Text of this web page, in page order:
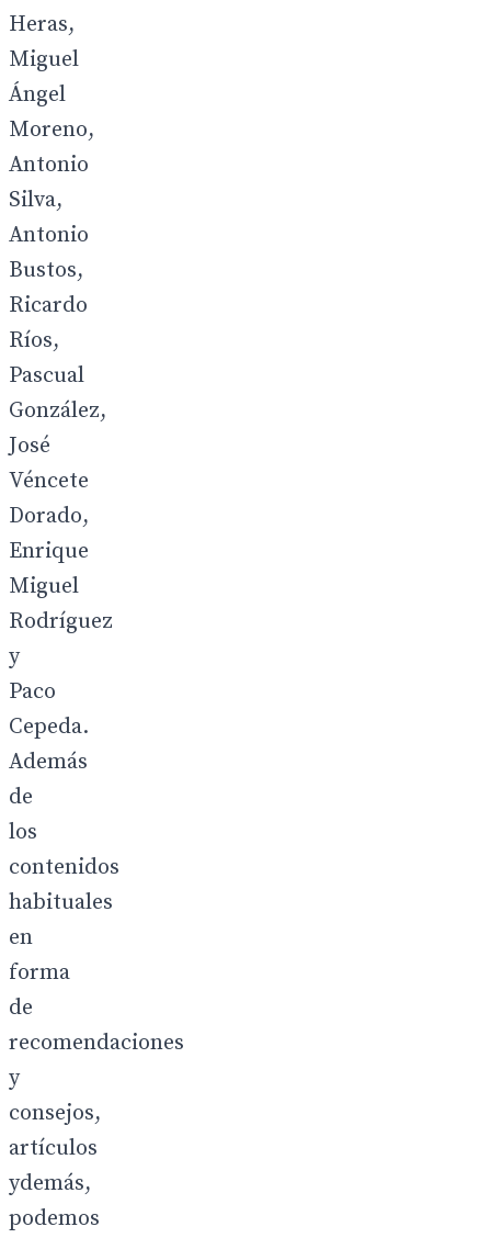
Heras,
Miguel
Ángel
Moreno,
Antonio
Silva,
Antonio
Bustos,
Ricardo
Ríos,
Pascual
González,
José
Véncete
Dorado,
Enrique
Miguel
Rodríguez
y
Paco
Cepeda.
Además
de
los
contenidos
habituales
en
forma
de
recomendaciones
y
consejos,
artículos
ydemás,
podemos